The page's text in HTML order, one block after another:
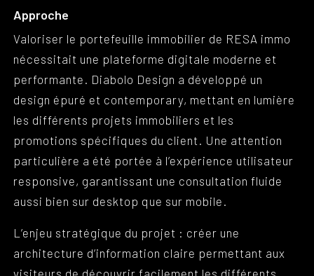
Approche
Valoriser le portefeuille immobilier de RESA immo
nécessitait une plateforme digitale moderne et
performante. Diabolo Design a développé un
design épuré et contemporary, mettant en lumière
les différents projets immobiliers et les
promotions spécifiques du client. Une attention
particulière a été portée à l’expérience utilisateur
responsive, garantissant une consultation fluide
aussi bien sur desktop que sur mobile.
L’enjeu stratégique du projet : créer une
architecture d’information claire permettant aux
visiteurs de découvrir facilement les différents